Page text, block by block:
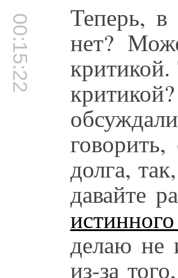
00:15:22 Теперь, в
нет?
критикой.
долга,
давайте
делаю не
из-за